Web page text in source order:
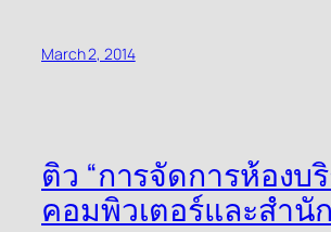
March 2, 2014
ติว “การจัดการห้องบ
คอมพิวเตอร์และสำนั